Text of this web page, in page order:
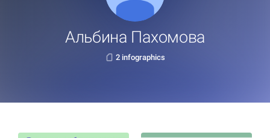
Альбина Пахомова
2 infographics